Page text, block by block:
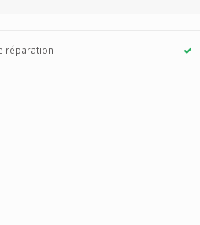
réparation